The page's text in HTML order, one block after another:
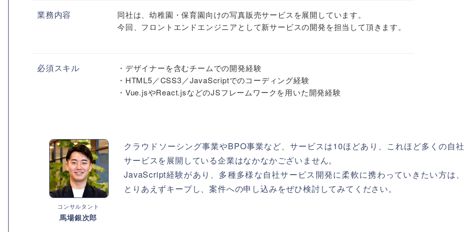
業務内容
同社は、幼稚園・保育園向けの写真販売サービスを展開しています。
今回、フロントエンドエンジニアとして新サービスの開発を担当して頂きます。
必須スキル
・デザイナーを含むチームでの開発経験
・HTML5／CSS3／JavaScriptでのコーディング経験
・Vue.jsやReact.jsなどのJSフレームワークを用いた開発経験
コンサルタント
馬場銀次郎
クラウドソーシング事業やBPO事業など、サービスは10ほどあり、これほど多くの自社
サービスを展開している企業はなかなかございません。
JavaScript経験があり、多種多様な自社サービス開発に柔軟に携わっていきたい方は、
とりあえずキープし、案件への申し込みをぜひ検討してみてください。